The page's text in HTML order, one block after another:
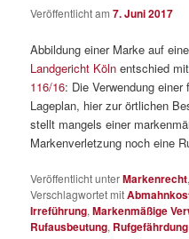
Veröffentlicht am7. Juni 2017
Abbildung einer Marke auf
Landgericht Köln entschied mit
116/16: Die Verwendung
Lageplan, hier zur örtlichen
stellt mangels einer
Markenverletzung noch eine
Veröffentlicht unterMarkenrecht
Verschlagwortet mit
Irreführung,Markenmäßige
Rufausbeutung, Rufgefährdung